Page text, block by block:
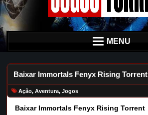
MENU
Baixar Immortals Fenyx Rising Torrent
Ação,Aventura,Jogos
Baixar Immortals Fenyx Rising Torrent